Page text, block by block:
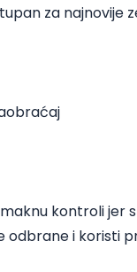
za najnovije
kontroli jer
odbrane i koristi